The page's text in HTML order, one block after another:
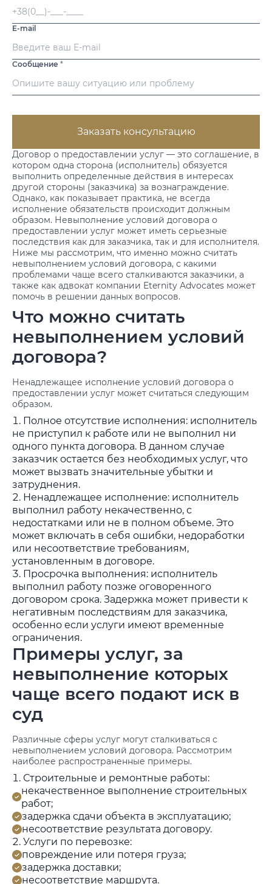
Договор о предоставлении услуг — это соглашение, в
котором одна сторона (исполнитель) обязуется
выполнить определенные действия в интересах
другой стороны (заказчика) за вознаграждение.
Однако, как показывает практика, не всегда
исполнение обязательств происходит должным
образом. Невыполнение условий договора о
предоставлении услуг может иметь серьезные
последствия как для заказчика, так и для исполнителя.
Ниже мы рассмотрим, что именно можно считать
невыполнением условий договора, с какими
проблемами чаще всего сталкиваются заказчики, а
также как адвокат компании Eternity Advocates может
помочь в решении данных вопросов.
Что можно считать
невыполнением условий
договора?
Ненадлежащее исполнение условий договора о
предоставлении услуг может считаться следующим
образом.
Полное отсутствие исполнения: исполнитель
не приступил к работе или не выполнил ни
одного пункта договора. В данном случае
заказчик остается без необходимых услуг, что
может вызвать значительные убытки и
затруднения.
Ненадлежащее исполнение: исполнитель
выполнил работу некачественно, с
недостатками или не в полном объеме. Это
может включать в себя ошибки, недоработки
или несоответствие требованиям,
установленным в договоре.
Просрочка выполнения: исполнитель
выполнил работу позже оговоренного
договором срока. Задержка может привести к
негативным последствиям для заказчика,
особенно если услуги имеют временные
ограничения.
Примеры услуг, за
невыполнение которых
чаще всего подают иск в
суд
Различные сферы услуг могут сталкиваться с
невыполнением условий договора. Рассмотрим
наиболее распространенные примеры.
Строительные и ремонтные работы:
некачественное выполнение строительных
работ;
задержка сдачи объекта в эксплуатацию;
несоответствие результата договору.
Услуги по перевозке:
повреждение или потеря груза;
задержка доставки;
несоответствие маршрута.
E-mail
Сообщение *
Заказать консультацию